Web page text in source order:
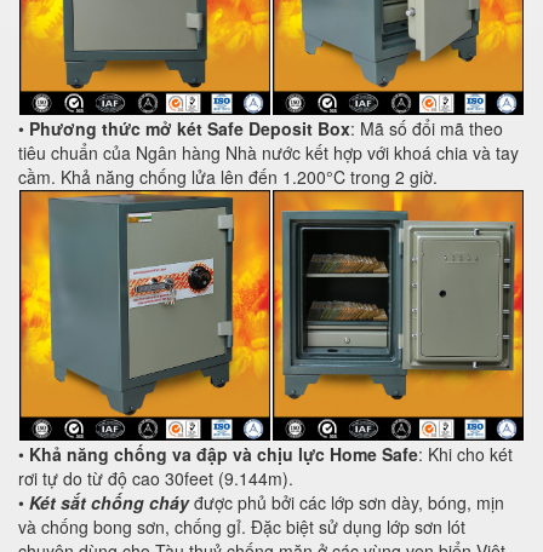
• Phương thức mở két Safe Deposit Box: Mã số đổi mã theo
tiêu chuẩn của Ngân hàng Nhà nước kết hợp với khoá chia và tay
cầm. Khả năng chống lửa lên đến 1.200°C trong 2 giờ.
• Khả năng chống va đập và chịu lực Home Safe: Khi cho két
rơi tự do từ độ cao 30feet (9.144m).
• Két sắt chống cháyđược phủ bởi các lớp sơn dày, bóng, mịn
và chống bong sơn, chống gỉ. Đặc biệt sử dụng lớp sơn lót